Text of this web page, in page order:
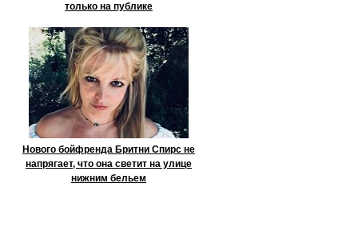
только на публике
Нового бойфренда Бритни Спирс не
напрягает, что она светит на улице
нижним бельем